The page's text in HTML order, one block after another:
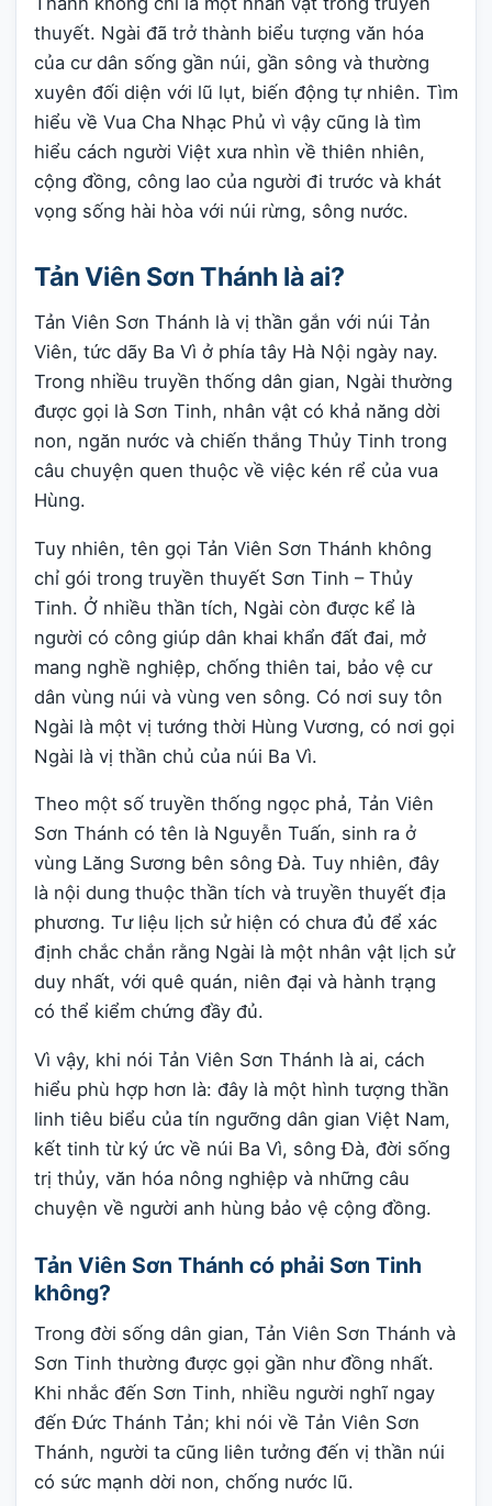
thuyết. Ngài đã trở thành biểu tượng văn hóa
của cư dân sống gần núi, gần sông và thường
xuyên đối diện với lũ lụt, biến động tự nhiên. Tìm
hiểu về Vua Cha Nhạc Phủ vì vậy cũng là tìm
hiểu cách người Việt xưa nhìn về thiên nhiên,
cộng đồng, công lao của người đi trước và khát
vọng sống hài hòa với núi rừng, sông nước.
Tản Viên Sơn Thánh là ai?
Tản Viên Sơn Thánh là vị thần gắn với núi Tản
Viên, tức dãy Ba Vì ở phía tây Hà Nội ngày nay.
Trong nhiều truyền thống dân gian, Ngài thường
được gọi là Sơn Tinh, nhân vật có khả năng dời
non, ngăn nước và chiến thắng Thủy Tinh trong
câu chuyện quen thuộc về việc kén rể của vua
Hùng.
Tuy nhiên, tên gọi Tản Viên Sơn Thánh không
chỉ gói trong truyền thuyết Sơn Tinh – Thủy
Tinh. Ở nhiều thần tích, Ngài còn được kể là
người có công giúp dân khai khẩn đất đai, mở
mang nghề nghiệp, chống thiên tai, bảo vệ cư
dân vùng núi và vùng ven sông. Có nơi suy tôn
Ngài là một vị tướng thời Hùng Vương, có nơi gọi
Ngài là vị thần chủ của núi Ba Vì.
Theo một số truyền thống ngọc phả, Tản Viên
Sơn Thánh có tên là Nguyễn Tuấn, sinh ra ở
vùng Lăng Sương bên sông Đà. Tuy nhiên, đây
là nội dung thuộc thần tích và truyền thuyết địa
phương. Tư liệu lịch sử hiện có chưa đủ để xác
định chắc chắn rằng Ngài là một nhân vật lịch sử
duy nhất, với quê quán, niên đại và hành trạng
có thể kiểm chứng đầy đủ.
Vì vậy, khi nói Tản Viên Sơn Thánh là ai, cách
hiểu phù hợp hơn là: đây là một hình tượng thần
linh tiêu biểu của tín ngưỡng dân gian Việt Nam,
kết tinh từ ký ức về núi Ba Vì, sông Đà, đời sống
trị thủy, văn hóa nông nghiệp và những câu
chuyện về người anh hùng bảo vệ cộng đồng.
Tản Viên Sơn Thánh có phải Sơn Tinh
không?
Trong đời sống dân gian, Tản Viên Sơn Thánh và
Sơn Tinh thường được gọi gần như đồng nhất.
Khi nhắc đến Sơn Tinh, nhiều người nghĩ ngay
đến Đức Thánh Tản; khi nói về Tản Viên Sơn
Thánh, người ta cũng liên tưởng đến vị thần núi
có sức mạnh dời non, chống nước lũ.